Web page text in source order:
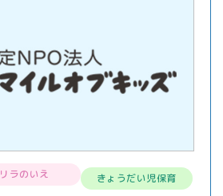
リラのいえ きょうだい児保育